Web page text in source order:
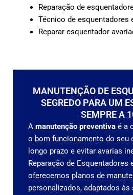
Reparação de
Técnico de esquentadores
Reparar esquentador
MANUTENÇÃO DE
SEGREDO PARA UM
SEMPRE A
A manutenção preventiva é a
o bom funcionamento do seu
longo prazo e evitar avarias
Reparação de Esquentadores
oferecemos planos de
personalizados, adaptados às